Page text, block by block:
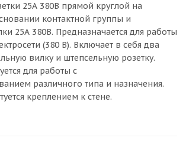
25А 380В прямой круглой на
контактной группы и
25А 380В. Предназначается для работы
(380 В). Включает в себя два
вилку и штепсельную розетку.
для работы с
различного типа и назначения.
креплением к стене.